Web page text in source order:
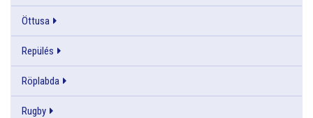
Öttusa
Repülés
Röplabda
Rugby